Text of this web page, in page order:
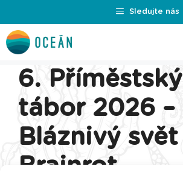
na
obsah
Sledujte nás
6. Příměstský
tábor 2026 –
Bláznivý svět
Brainrot